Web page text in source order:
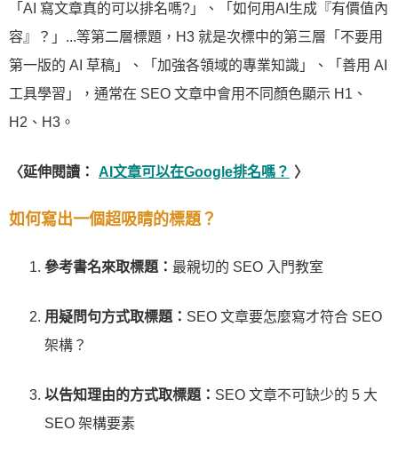
「AI 寫文章真的可以排名嗎?」、「如何用AI生成『有價值內
容』？」...等第二層標題，H3 就是次標中的第三層「不要用
第一版的 AI 草稿」、「加強各領域的專業知識」、「善用 AI
工具學習」，通常在 SEO 文章中會用不同顏色顯示 H1、
H2、H3。
〈延伸閱讀： AI文章可以在Google排名嗎？ 〉
如何寫出一個超吸睛的標題？
參考書名來取標題： 最親切的 SEO 入門教室
用疑問句方式取標題： SEO 文章要怎麼寫才符合 SEO
架構？
以告知理由的方式取標題： SEO 文章不可缺少的 5 大
SEO 架構要素